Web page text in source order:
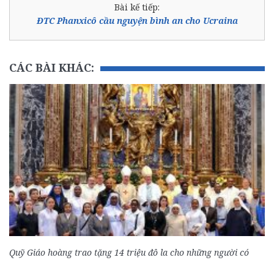
Bài kế tiếp:
ĐTC Phanxicô cầu nguyện bình an cho Ucraina
CÁC BÀI KHÁC:
Quỹ Giáo hoàng trao tặng 14 triệu đô la cho những người có